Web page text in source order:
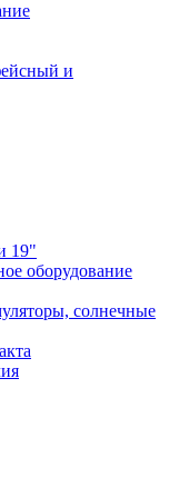
и
19"
оборудование
солнечные